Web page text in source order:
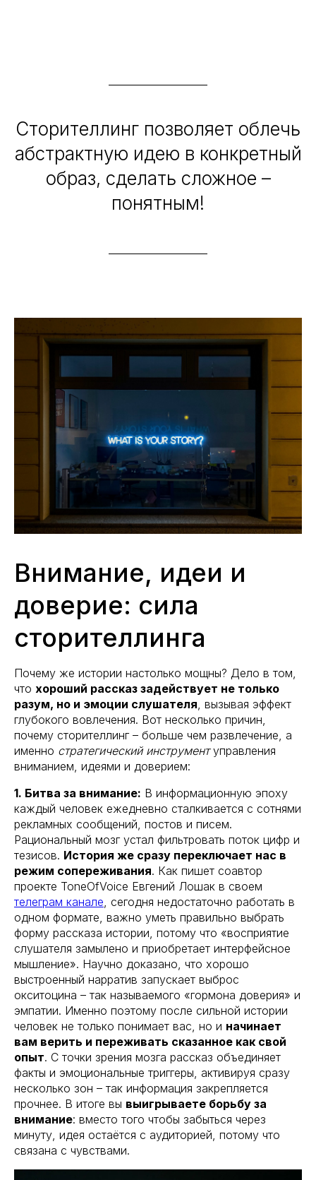
Сторителлинг позволяет облечь
абстрактную идею в конкретный
образ, сделать сложное –
понятным!
Внимание, идеи и
доверие: сила
сторителлинга
Почему же истории настолько мощны? Дело в том,
что хороший рассказ задействует не только
разум, но и эмоции слушателя, вызывая эффект
глубокого вовлечения. Вот несколько причин,
почему сторителлинг – больше чем развлечение, а
именно стратегический инструментуправления
вниманием, идеями и доверием:
1. Битва за внимание: В информационную эпоху
каждый человек ежедневно сталкивается с сотнями
рекламных сообщений, постов и писем.
Рациональный мозг устал фильтровать поток цифр и
тезисов. История же сразу переключает нас в
режим сопереживания. Как пишет соавтор
проекте ToneOfVoice Евгений Лошак в своем
телеграм канале, сегодня недостаточно работать в
одном формате, важно уметь правильно выбрать
форму рассказа истории, потому что «восприятие
слушателя замылено и приобретает интерфейсное
мышление». Научно доказано, что хорошо
выстроенный нарратив запускает выброс
окситоцина – так называемого «гормона доверия» и
эмпатии. Именно поэтому после сильной истории
человек не только понимает вас, но и начинает
вам верить и переживать сказанное как свой
опыт. С точки зрения мозга рассказ объединяет
факты и эмоциональные триггеры, активируя сразу
несколько зон – так информация закрепляется
прочнее. В итоге вы выигрываете борьбу за
внимание: вместо того чтобы забыться через
минуту, идея остаётся с аудиторией, потому что
связана с чувствами.